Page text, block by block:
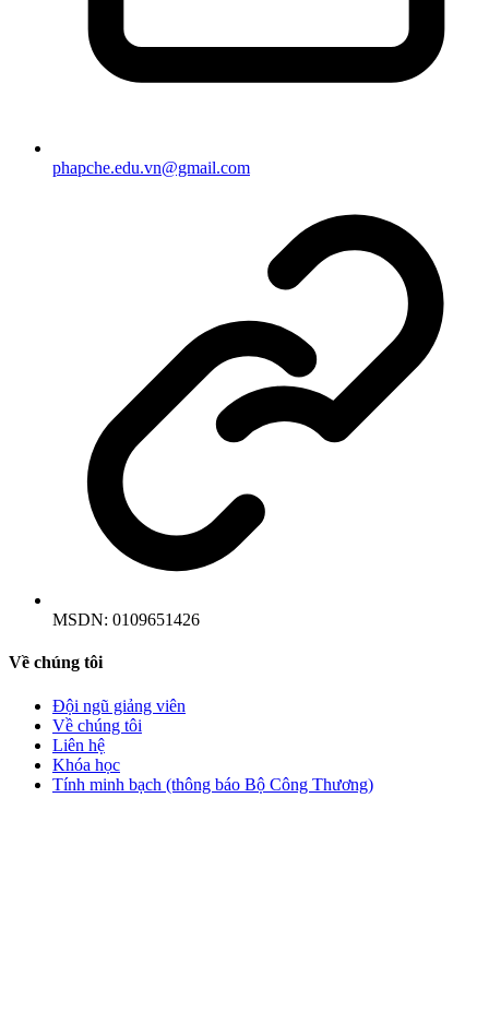
phapche.edu.vn@gmail.com
MSDN: 0109651426
Về chúng tôi
Đội ngũ giảng viên
Về chúng tôi
Liên hệ
Khóa học
Tính minh bạch (thông báo Bộ Công Thương)